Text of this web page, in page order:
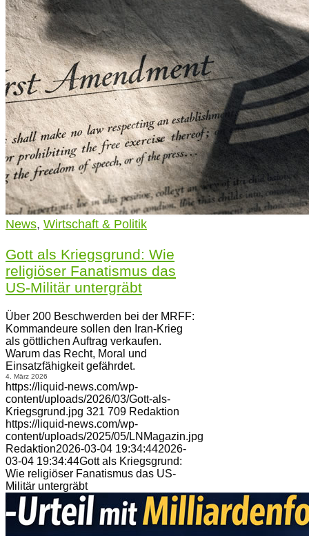
News, Wirtschaft & Politik
Gott als Kriegsgrund: Wie
religiöser Fanatismus das
US-Militär untergräbt
Über 200 Beschwerden bei der MRFF:
Kommandeure sollen den Iran-Krieg
als göttlichen Auftrag verkaufen.
Warum das Recht, Moral und
Einsatzfähigkeit gefährdet.
4. März 2026
https://liquid-news.com/wp-
content/uploads/2026/03/Gott-als-
Kriegsgrund.jpg 321 709 Redaktion
https://liquid-news.com/wp-
content/uploads/2025/05/LNMagazin.jpg
Redaktion2026-03-04 19:34:442026-
03-04 19:34:44Gott als Kriegsgrund:
Wie religiöser Fanatismus das US-
Militär untergräbt